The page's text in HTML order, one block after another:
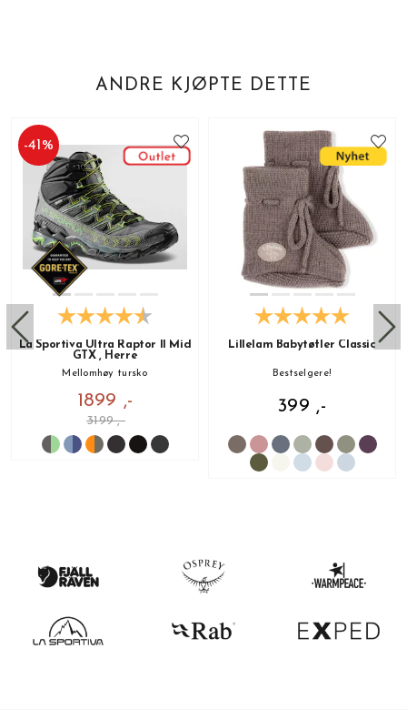
ANDRE KJØPTE DETTE
-41 %
La Sportiva Ultra Raptor II Mid
GTX , Herre
Mellomhøy tursko
1899 ,-
3199 ,-
Lillelam Babytøfler Classic
Bestselgere!
399 ,-